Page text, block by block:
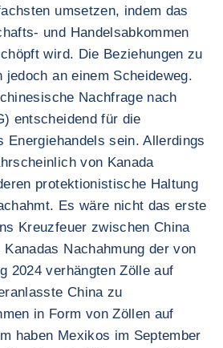
umsetzen, indem das
und Handelsabkommen
wird. Die Beziehungen zu
jedoch an einem Scheideweg.
Nachfrage nach
entscheidend für die
Energiehandels sein. Allerdings
von Kanada
protektionistische Haltung
Es wäre nicht das erste
Kreuzfeuer zwischen China
Kanadas Nachahmung der von
2024 verhängten Zölle auf
China zu
in Form von Zöllen auf
haben Mexikos im September